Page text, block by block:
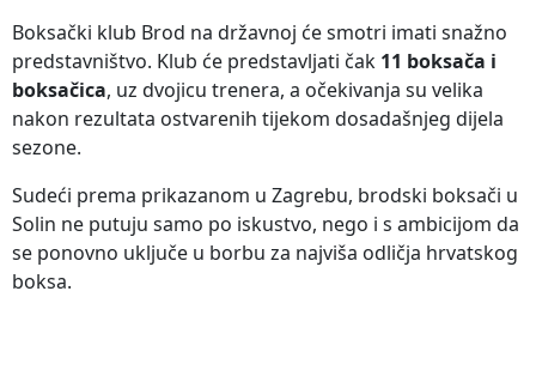
Boksački klub Brod na državnoj će smotri imati snažno
predstavništvo. Klub će predstavljati čak 11 boksača i
boksačica, uz dvojicu trenera, a očekivanja su velika
nakon rezultata ostvarenih tijekom dosadašnjeg dijela
sezone.
Sudeći prema prikazanom u Zagrebu, brodski boksači u
Solin ne putuju samo po iskustvo, nego i s ambicijom da
se ponovno uključe u borbu za najviša odličja hrvatskog
boksa.